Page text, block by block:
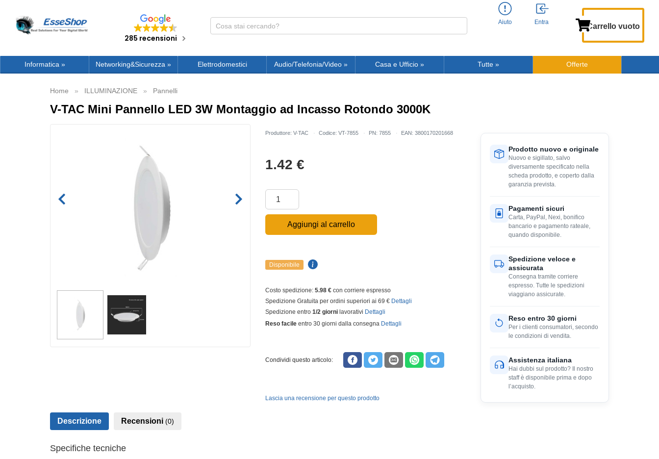
285 recensioni
Aiuto Entra Carrello vuoto
Informatica» Networking&Sicurezza » Elettrodomestici Audio/Telefonia/Video » Casa e Ufficio » Tutte » Offerte
Home ILLUMINAZIONE Pannelli
V-TAC Mini Pannello LED 3W Montaggio ad Incasso Rotondo 3000K
Produttore: V-TAC Codice: VT-7855 PN: 7855 EAN: 3800170201668
1.42 €
Aggiungi al carrello
Disponibile
Costo spedizione: 5.98 € con corriere espresso
Spedizione Gratuita per ordini superiori ai 69 € Dettagli
Spedizione entro 1/2 giornilavorativi Dettagli
Reso facileentro 30 giorni dalla consegna Dettagli
Condividi questo articolo:
Lascia una recensione per questo prodotto
Prodotto nuovo e originale
Nuovo e sigillato, salvo
diversamente specificato nella
scheda prodotto, e coperto dalla
garanzia prevista.
Pagamenti sicuri
Carta, PayPal, Nexi, bonifico
bancario e pagamento rateale,
quando disponibile.
Spedizione veloce e
assicurata
Consegna tramite corriere
espresso. Tutte le spedizioni
viaggiano assicurate.
Reso entro 30 giorni
Per i clienti consumatori, secondo
le condizioni di vendita.
Assistenza italiana
Hai dubbi sul prodotto? Il nostro
staff è disponibile prima e dopo
l’acquisto.
Descrizione Recensioni (0)
Specifiche tecniche